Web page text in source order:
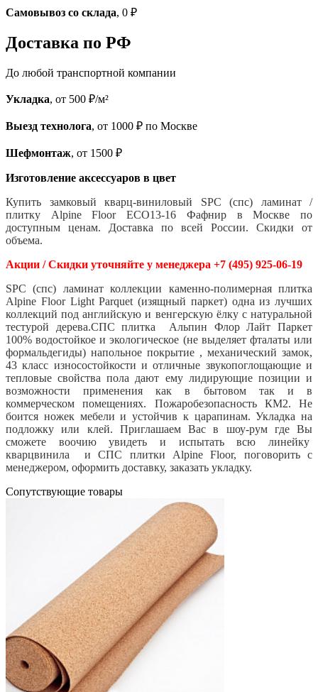
Самовывоз со склада, 0 ₽
Доставка по РФ
До любой транспортной компании
Укладка, от 500 ₽/м²
Выезд технолога, от 1000 ₽ по Москве
Шефмонтаж, от 1500 ₽
Изготовление аксессуаров в цвет
Купить замковый кварц-виниловый SPC (спс) ламинат /
плитку Alpine Floor ECO13-16 Фафнирв Москве по
доступным ценам. Доставка по всей России. Скидки от
объема.
Акции / Скидки уточняйте у менеджера +7 (495) 925-06-19
SPC (спс) ламинат коллекции каменно-полимерная плитка
Alpine Floor Light Parquet (изящный паркет) одна из лучших
коллекций под английскую и венгерскую ёлку с натуральной
тестурой дерева.СПС плитка Альпин Флор Лайт Паркет
100% водостойкое и экологическое (не выделяет фталаты или
формальдегиды) напольное покрытие , механический замок,
43 класс износостойкости и отличные звукопоглощающие и
тепловые свойства пола дают ему лидирующие позиции и
возможности применения как в бытовом так и в
коммерческом помещениях. Пожаробезопасность КМ2. Не
боится ножек мебели и устойчив к царапинам. Укладка на
подложку или клей. Приглашаем Вас в шоу-рум где Вы
сможете воочию увидеть и испытать всю линейку
кварцвинила и СПС плитки Alpine Floor, поговорить с
менеджером, оформить доставку, заказать укладку.
Cопутствующие товары